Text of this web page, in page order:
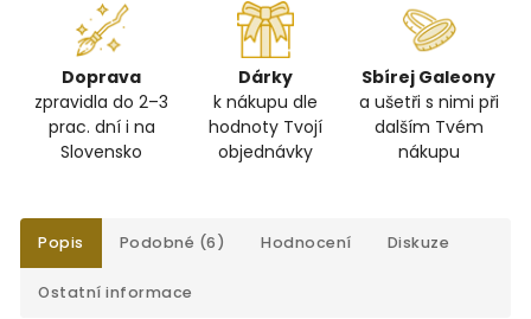
Doprava
zpravidla do 2–3
prac. dní i na
Slovensko
Dárky
k nákupu dle
hodnoty Tvojí
objednávky
Sbírej Galeony
a ušetři s nimi při
dalším Tvém
nákupu
Popis Podobné (6) Hodnocení Diskuze
Ostatní informace